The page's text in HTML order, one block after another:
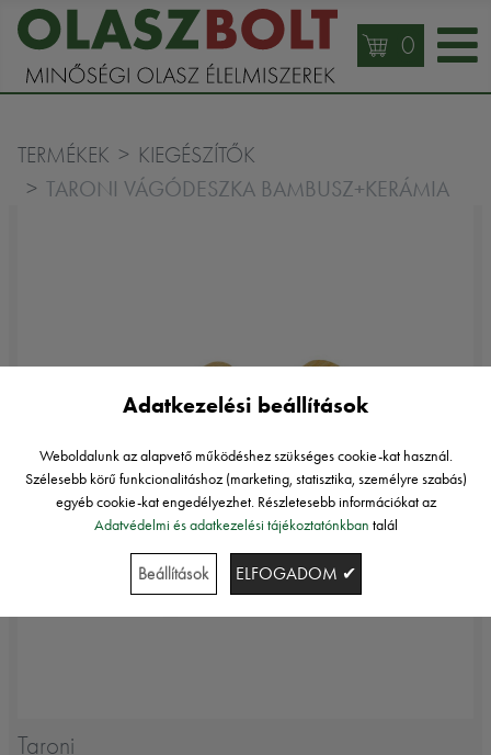
0
TERMÉKEK KIEGÉSZÍTŐK
TARONI VÁGÓDESZKA BAMBUSZ+KERÁMIA
Taroni
Adatkezelési beállítások
Weboldalunk az alapvető működéshez szükséges cookie-kat használ.
Szélesebb körű funkcionalitáshoz (marketing, statisztika, személyre szabás)
egyéb cookie-kat engedélyezhet. Részletesebb információkat az
Adatvédelmi és adatkezelési tájékoztatónkban talál
Beállítások ELFOGADOM ✔